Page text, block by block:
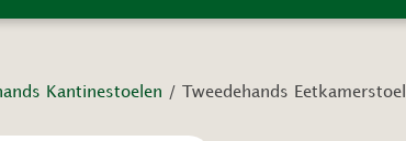
Kantinestoelen / Tweedehands